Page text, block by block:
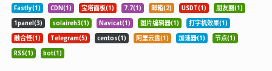
Fastly(1) CDN(1) 宝塔面板(1) 7.7(1) 邮箱(2) USDT(1)
朋友圈(1)
1panel(3)
solaireh3(1) Navicat(1) 图片编辑器(1)
打字机效果(1)
融合怪(1)
Telegram(5) centos(1) 阿里云盘(1) 加速器(1)
节点(1)
RSS(1)
bot(1)